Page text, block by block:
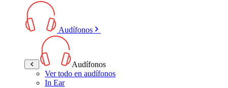
Audífonos
Audífonos
Ver todo en audífonos
In Ear